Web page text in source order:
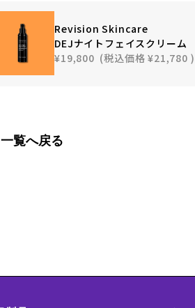
Revision Skincare
DEJナイトフェイスクリーム
¥19,800 (税込価格 ¥21,780 )
一覧へ戻る